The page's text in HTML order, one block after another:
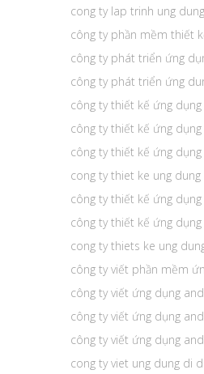
cong ty lap trinh ung
công ty phần mềm thiết
công ty phát triển ứng
công ty phát triển ứng
công ty thiết kế ứng
công ty thiết kế ứng
công ty thiết kế ứng
cong ty thiet ke ung
công ty thiết kế ứng dụng
công ty thiết kế ứng dụng
cong ty thiets ke ung
công ty viết phần mềm
công ty viết ứng dụng
công ty viết ứng dụng
công ty viết ứng dụng
cong ty viet ung dung di